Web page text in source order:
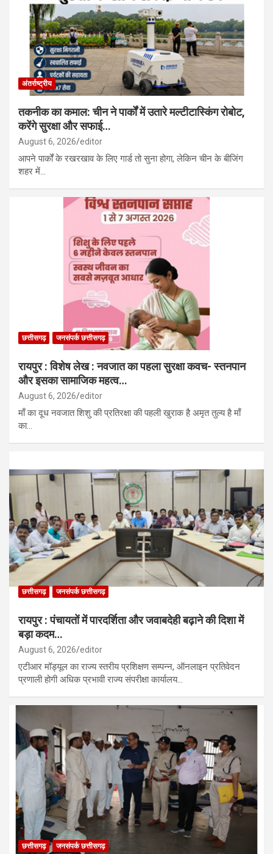
अंतर्राष्ट्रीय
तकनीक का कमाल: चीन ने पार्कों में उतारे मल्टीटास्किंग रोबोट,
करेंगे सुरक्षा और सफाई…
August 6, 2026 editor
आपने पार्कों के रखरखाव के लिए गार्ड तो सुना होगा, लेकिन चीन के बीजिंग
शहर में…
छत्तीसगढ़ जनसंपर्क छत्तीसगढ़
रायपुर : विशेष लेख : नवजात का पहला सुरक्षा कवच- स्तनपान
और इसका सामाजिक महत्व…
August 6, 2026 editor
माँ का दूध नवजात शिशु की प्रतिरक्षा की पहली खुराक है अमृत तुल्य है माँ
का…
छत्तीसगढ़ जनसंपर्क छत्तीसगढ़
रायपुर : पंचायतों में पारदर्शिता और जवाबदेही बढ़ाने की दिशा में
बड़ा कदम…
August 6, 2026 editor
एटीआर मॉड्यूल का राज्य स्तरीय प्रशिक्षण सम्पन्न, ऑनलाइन प्रतिवेदन
प्रणाली होगी अधिक प्रभावी राज्य संपरीक्षा कार्यालय…
छत्तीसगढ़ जनसंपर्क छत्तीसगढ़